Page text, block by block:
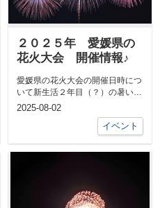
２０２５年 愛媛県の
花火大会 開催情報♪
愛媛県の花火大会の開催日時につ
いて新生活２年目（？）の暑い夏
を満喫中の大野です。皆さま、い
2025-08-02
イベント